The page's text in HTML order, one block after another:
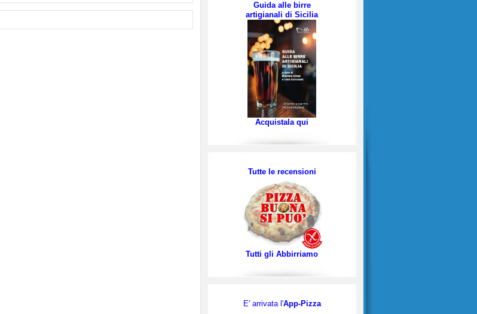
Guida alle birre
artigianali di Sicilia
Acquistala qui
Tutte le recensioni
Tutti gli Abbirriamo
E' arrivata l'App-Pizza